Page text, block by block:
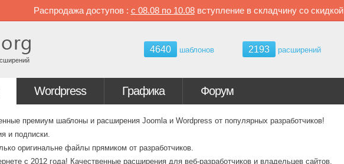
Распродажа доступов : с 08.08 по 10.08вступление в складчину со скидкой
4640 шаблонов 2193 расширений
Wordpress Графика Форум
премиум шаблоны и расширения Joomla и Wordpress от популярных разработчиков!
и подписки.
оригинальне файлы прямиком от разработчиков.
с 2012 года! Качественные расширения для веб-разработчиков и владельцев сайтов.